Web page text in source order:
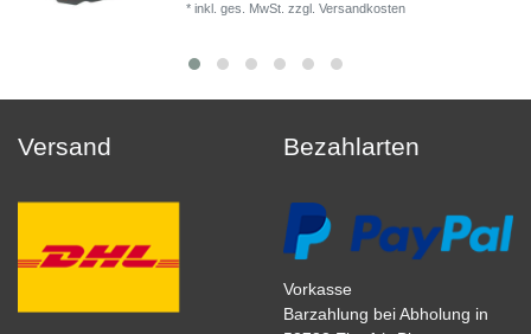
*inkl. ges. MwSt. zzgl.Versandkosten
Versand Bezahlarten
Vorkasse
Barzahlung bei Abholung in